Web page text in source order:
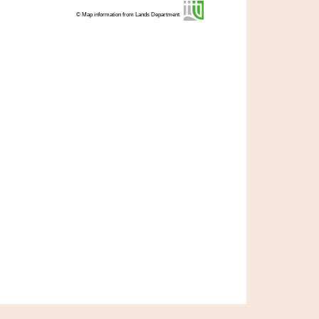
© Map information from Lands Department